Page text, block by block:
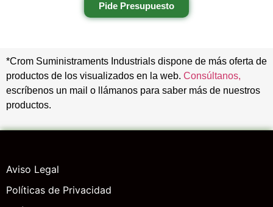
Pide Presupuesto
*Crom Suministraments Industrials dispone de más oferta de
productos de los visualizados en la web. Consúltanos,
escríbenos un mail o llámanos para saber más de nuestros
productos.
Aviso Legal
Políticas de Privacidad